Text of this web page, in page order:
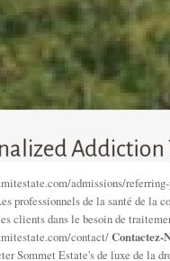
admissions/
professionnels de la santé de la
clients dans le besoin de
contact/Contactez-
Sommet Estate's de luxe de la